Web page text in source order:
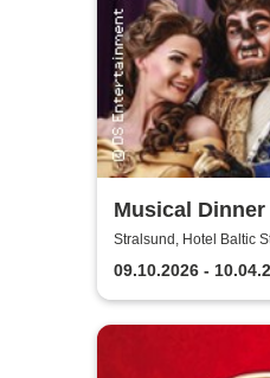
Musical
of Musicals
Stralsund, Hotel Baltic
09.10.2026 -